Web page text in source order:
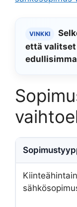
VINKKI
että valitset